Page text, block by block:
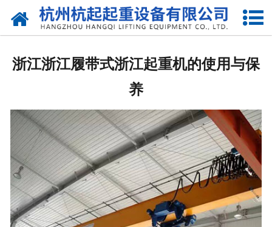
网站首页
新闻资讯
合作伙伴
联系我们
浙江浙江履带式浙江起重机的使用与保
养